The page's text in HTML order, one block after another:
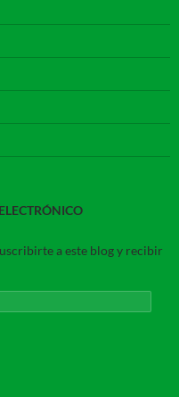
a este blog y recibir